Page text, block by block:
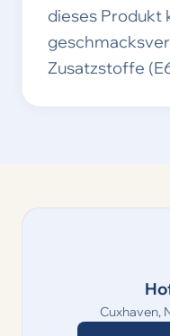
dieses Produkt
Zusatzstoffe
Cuxhaven,